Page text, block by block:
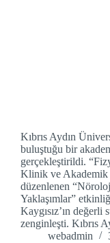
Kıbrıs Aydın
buluştuğu bir
gerçekleştirildi.
Klinik ve Akademik
düzenlenen
Yaklaşımlar”
Kaygısız’ın değerli
zenginleşti. Kıbrıs
webadmin